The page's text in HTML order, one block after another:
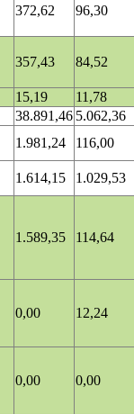
372,62 96,30
357,43 84,52
15,19
11,78
38.891,46 5.062,36
1.981,24
116,00
1.614,15
1.029,53
1.589,35 114,64
0,00 12,24
0,00 0,00